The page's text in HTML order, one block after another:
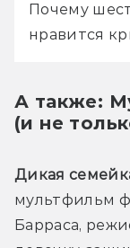
Почему
нравится
А также:
(и не
Дикая
мультфильм
Барраса,